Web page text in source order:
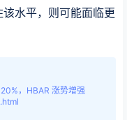
水平，则可能面临更
，HBAR 涨势增强